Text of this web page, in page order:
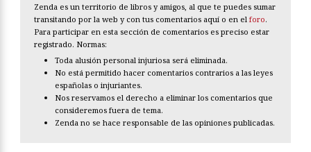
Zenda es un territorio de libros y amigos, al que te puedes sumar
transitando por la web y con tus comentarios aquí o en el foro.
Para participar en esta sección de comentarios es preciso estar
registrado. Normas:
Toda alusión personal injuriosa será eliminada.
No está permitido hacer comentarios contrarios a las leyes
españolas o injuriantes.
Nos reservamos el derecho a eliminar los comentarios que
consideremos fuera de tema.
Zenda no se hace responsable de las opiniones publicadas.